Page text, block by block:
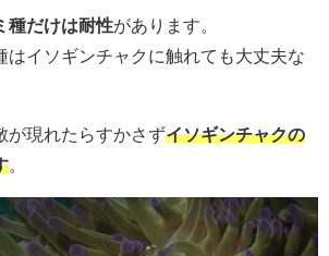
種だけは耐性があります。
はイソギンチャクに触れても大丈夫な
が現れたらすかさずイソギンチャクの